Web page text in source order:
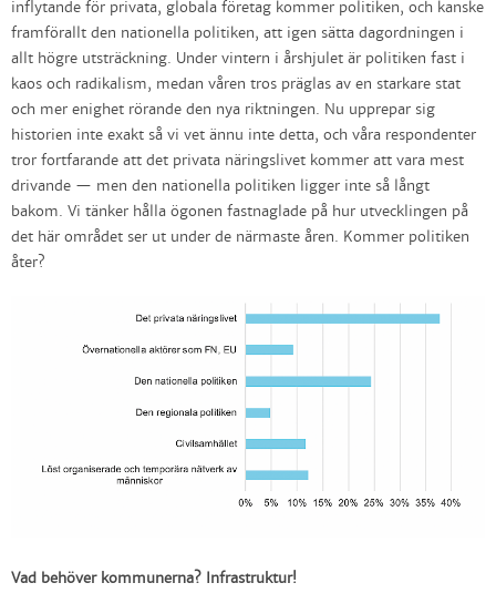
inflytande för privata, globala företag kommer politiken, och kanske
framförallt den nationella politiken, att igen sätta dagordningen i
allt högre utsträckning. Under vintern i årshjulet är politiken fast i
kaos och radikalism, medan våren tros präglas av en starkare stat
och mer enighet rörande den nya riktningen. Nu upprepar sig
historien inte exakt så vi vet ännu inte detta, och våra respondenter
tror fortfarande att det privata näringslivet kommer att vara mest
drivande — men den nationella politiken ligger inte så långt
bakom. Vi tänker hålla ögonen fastnaglade på hur utvecklingen på
det här området ser ut under de närmaste åren. Kommer politiken
åter?
Vad behöver kommunerna? Infrastruktur!